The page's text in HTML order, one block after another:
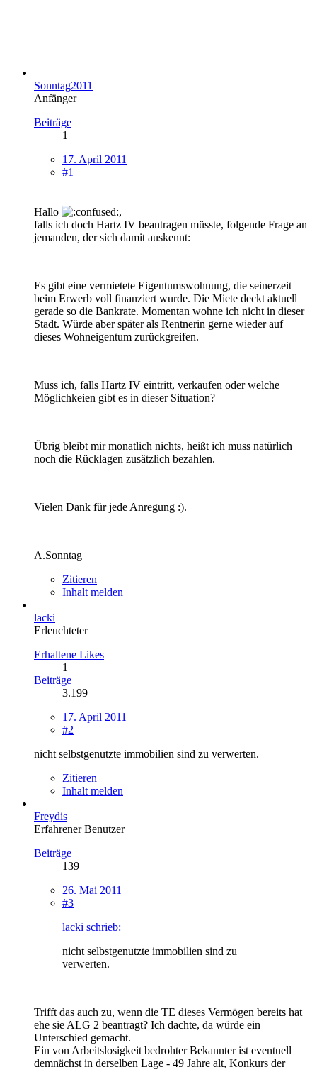
Sonntag2011
Anfänger
Beiträge
1
17. April 2011
#1
Hallo
,
falls ich doch Hartz IV beantragen müsste, folgende Frage an
jemanden, der sich damit auskennt:
Es gibt eine vermietete Eigentumswohnung, die seinerzeit
beim Erwerb voll finanziert wurde. Die Miete deckt aktuell
gerade so die Bankrate. Momentan wohne ich nicht in dieser
Stadt. Würde aber später als Rentnerin gerne wieder auf
dieses Wohneigentum zurückgreifen.
Muss ich, falls Hartz IV eintritt, verkaufen oder welche
Möglichkeien gibt es in dieser Situation?
Übrig bleibt mir monatlich nichts, heißt ich muss natürlich
noch die Rücklagen zusätzlich bezahlen.
Vielen Dank für jede Anregung :).
A.Sonntag
Zitieren
Inhalt melden
lacki
Erleuchteter
Erhaltene Likes
1
Beiträge
3.199
17. April 2011
#2
nicht selbstgenutzte immobilien sind zu verwerten.
Zitieren
Inhalt melden
Freydis
Erfahrener Benutzer
Beiträge
139
26. Mai 2011
#3
lacki schrieb:
nicht selbstgenutzte immobilien sind zu
verwerten.
Trifft das auch zu, wenn die TE dieses Vermögen bereits hat
ehe sie ALG 2 beantragt? Ich dachte, da würde ein
Unterschied gemacht.
Ein von Arbeitslosigkeit bedrohter Bekannter ist eventuell
demnächst in derselben Lage - 49 Jahre alt, Konkurs der